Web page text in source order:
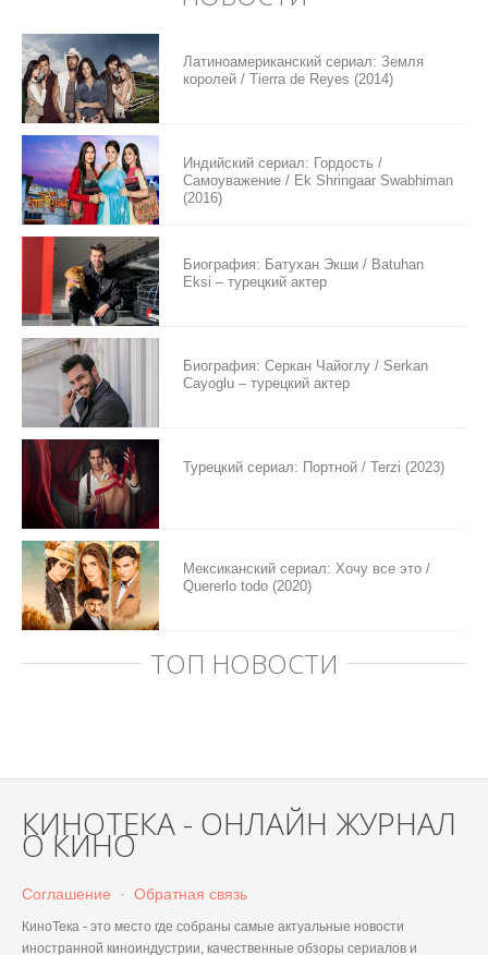
Латиноамериканский сериал: Земля
королей / Tierra de Reyes (2014)
Индийский сериал: Гордость /
Самоуважение / Ek Shringaar Swabhiman
(2016)
Биография: Батухан Экши / Batuhan
Eksi – турецкий актер
Биография: Серкан Чайоглу / Serkan
Cayoglu – турецкий актер
Турецкий сериал: Портной / Terzi (2023)
Мексиканский сериал: Хочу все это /
Quererlo todo (2020)
ТОП НОВОСТИ
КИНОТЕКА - ОНЛАЙН ЖУРНАЛ
О КИНО
Соглашение · Обратная связь
КиноТека - это место где собраны самые актуальные новости
иностранной киноиндустрии, качественные обзоры сериалов и